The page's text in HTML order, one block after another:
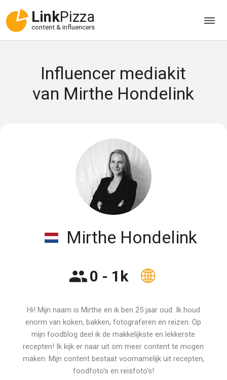
LinkPizza
content & influencers
Influencer mediakit
van Mirthe Hondelink
Mirthe Hondelink
0 - 1k
Hi! Mijn naam is Mirthe en ik ben 25 jaar oud. Ik houd
enorm van koken, bakken, fotograferen en reizen. Op
mijn foodblog deel ik de makkelijkste en lekkerste
recepten! Ik kijk er naar uit om meer content te mogen
maken. Mijn content bestaat voornamelijk uit recepten,
foodfoto's en reisfoto's!